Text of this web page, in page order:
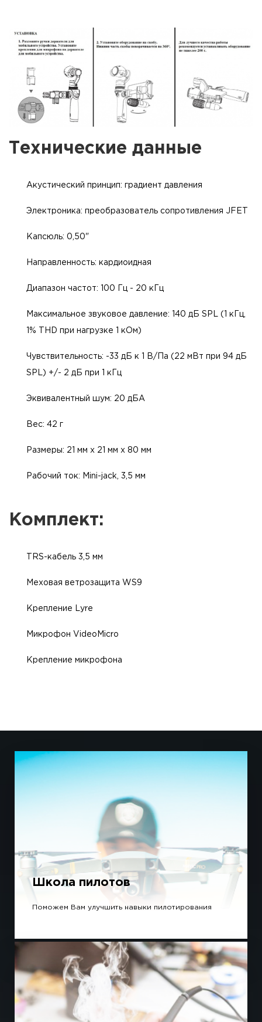
Технические данные
Акустический принцип: градиент давления
Электроника: преобразователь сопротивления JFET
Капсюль: 0,50"
Направленность: кардиоидная
Диапазон частот: 100 Гц - 20 кГц
Максимальное звуковое давление: 140 дБ SPL (1 кГц,
1% THD при нагрузке 1 кОм)
Чувствительность: -33 дБ к 1 В/Па (22 мВт при 94 дБ
SPL) +/- 2 дБ при 1 кГц
Эквивалентный шум: 20 дБА
Вес: 42 г
Размеры: 21 мм х 21 мм х 80 мм
Рабочий ток: Mini-jack, 3,5 мм
Комплект:
TRS-кабель 3,5 мм
Меховая ветрозащита WS9
Крепление Lyre
Микрофон VideoMicro
Крепление микрофона
Школа пилотов
Поможем Вам улучшить навыки пилотирования